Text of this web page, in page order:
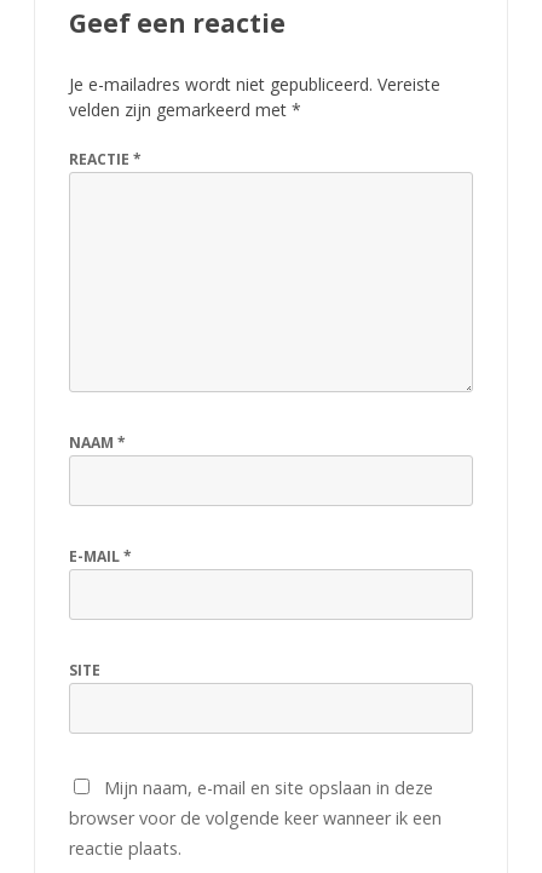
Geef een reactie
Je e-mailadres wordt niet gepubliceerd. Vereiste
velden zijn gemarkeerd met *
REACTIE *
NAAM *
E-MAIL*
SITE
Mijn naam, e-mail en site opslaan in deze
browser voor de volgende keer wanneer ik een
reactie plaats.